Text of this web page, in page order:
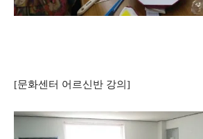
[문화센터 어르신반 강의]